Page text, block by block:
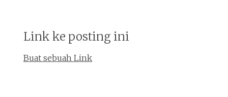
Link ke posting ini
Buat sebuah Link